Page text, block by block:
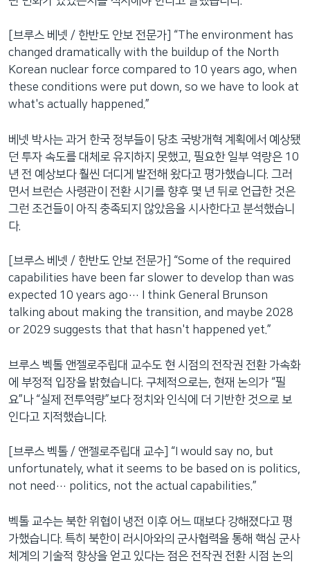
[브루스 베넷 / 한반도 안보 전문가] “The environment has
changed dramatically with the buildup of the North
Korean nuclear force compared to 10 years ago, when
these conditions were put down, so we have to look at
what's actually happened.”
베넷 박사는 과거 한국 정부들이 당초 국방개혁 계획에서 예상됐
던 투자 속도를 대체로 유지하지 못했고, 필요한 일부 역량은 10
년 전 예상보다 훨씬 더디게 발전해 왔다고 평가했습니다. 그러
면서 브런슨 사령관이 전환 시기를 향후 몇 년 뒤로 언급한 것은
그런 조건들이 아직 충족되지 않았음을 시사한다고 분석했습니
다.
[브루스 베넷 / 한반도 안보 전문가] “Some of the required
capabilities have been far slower to develop than was
expected 10 years ago… I think General Brunson
talking about making the transition, and maybe 2028
or 2029 suggests that that hasn't happened yet.”
브루스 벡톨 앤젤로주립대 교수도 현 시점의 전작권 전환 가속화
에 부정적 입장을 밝혔습니다. 구체적으로는, 현재 논의가 “필
요”나 “실제 전투역량”보다 정치와 인식에 더 기반한 것으로 보
인다고 지적했습니다.
[브루스 벡톨 / 앤젤로주립대 교수] “I would say no, but
unfortunately, what it seems to be based on is politics,
not need… politics, not the actual capabilities.”
벡톨 교수는 북한 위협이 냉전 이후 어느 때보다 강해졌다고 평
가했습니다. 특히 북한이 러시아와의 군사협력을 통해 핵심 군사
체계의 기술적 향상을 얻고 있다는 점은 전작권 전환 시점 논의